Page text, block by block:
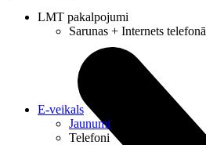
LMT pakalpojumi
Sarunas + Internets telefonā
E-veikals
Jaunumi
Telefoni